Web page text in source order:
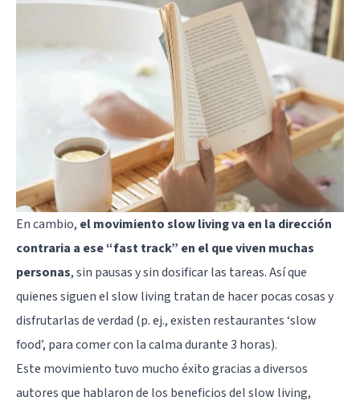
En cambio, el movimiento slow living va en la dirección
contraria a ese “fast track” en el que viven muchas
personas, sin pausas y sin dosificar las tareas. Así que
quienes siguen el slow living tratan de hacer pocas cosas y
disfrutarlas de verdad (p. ej., existen restaurantes ‘slow
food’, para comer con la calma durante 3 horas).
Este movimiento tuvo mucho éxito gracias a diversos
autores que hablaron de los beneficios del slow living,